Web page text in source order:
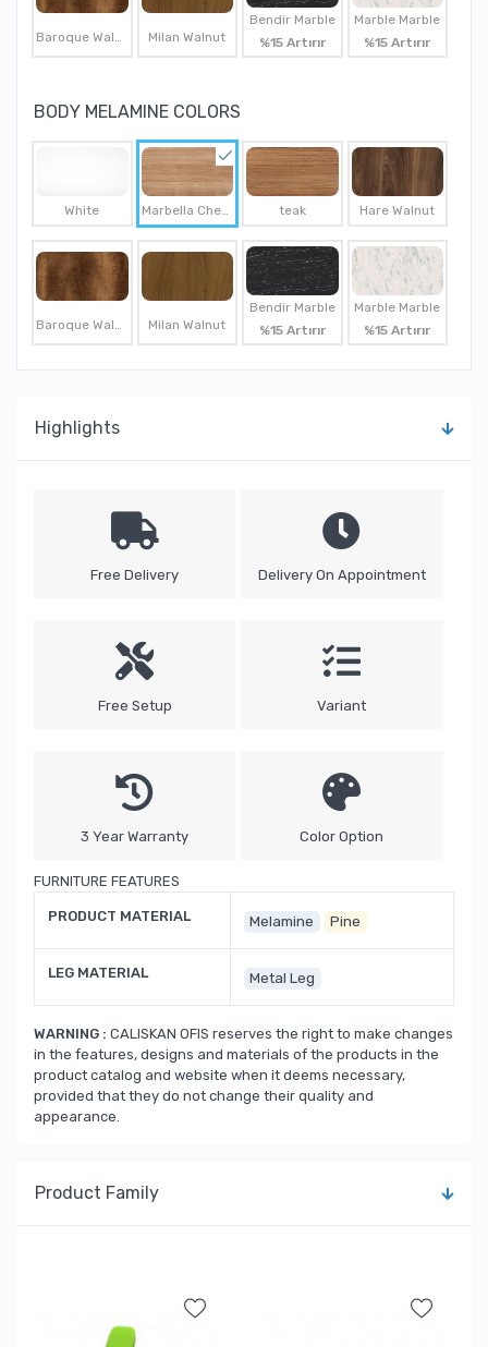
Baroque Walnut Milan Walnut
Bendir Marble
%15 Artırır
Marble Marble
%15 Artırır
BODY MELAMINE COLORS
White Marbella Cherry teak Hare Walnut
Baroque Walnut Milan Walnut
Bendir Marble
%15 Artırır
Marble Marble
%15 Artırır
Highlights
Free Delivery Delivery On Appointment
Free Setup Variant
3 Year Warranty Color Option
FURNITURE FEATURES
PRODUCT MATERIAL Melamine Pine
LEG MATERIAL Metal Leg
WARNING : CALISKAN OFIS reserves the right to make changes
in the features, designs and materials of the products in the
product catalog and website when it deems necessary,
provided that they do not change their quality and
appearance.
Product Family